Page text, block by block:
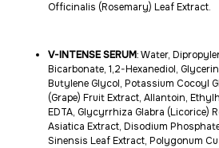
Officinalis (Rosemary) Leaf Extract.
V-INTENSE SERUM: Water,
Bicarbonate, 1,2-Hexanediol,
Butylene Glycol, Potassium Cocoyl
(Grape) Fruit Extract, Allantoin,
EDTA, Glycyrrhiza Glabra (Licorice)
Asiatica Extract, Disodium
Sinensis Leaf Extract, Polygonum